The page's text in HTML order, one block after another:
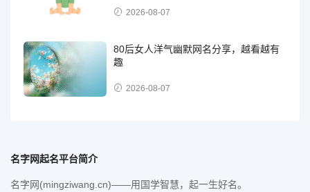
2026-08-07
80后女人洋气幽默网名分享，越看越有
趣
2026-08-07
名字网起名平台简介
名字网(mingziwang.cn)——用国学智慧，起一生好名。